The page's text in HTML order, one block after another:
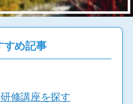
すめ記事
修講座を探す